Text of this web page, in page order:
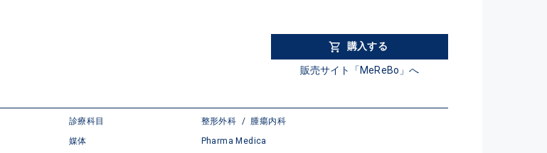
購入する
販売サイト「MeReBo」へ
診療科目 整形外科 / 腫瘍内科
媒体
Pharma Medica